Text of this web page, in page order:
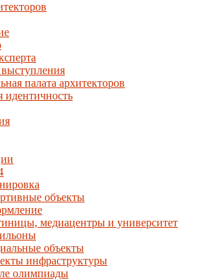
палата архитекторов
идентичность
объекты
медиацентры и университет
объекты
инфраструктуры
олимпиады